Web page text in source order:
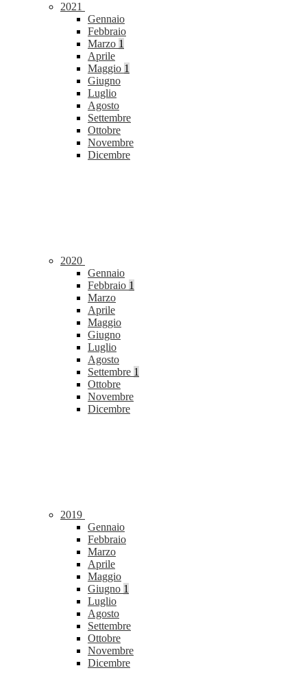
2021
Gennaio
Febbraio
Marzo 1
Aprile
Maggio 1
Giugno
Luglio
Agosto
Settembre
Ottobre
Novembre
Dicembre
2020
Gennaio
Febbraio 1
Marzo
Aprile
Maggio
Giugno
Luglio
Agosto
Settembre 1
Ottobre
Novembre
Dicembre
2019
Gennaio
Febbraio
Marzo
Aprile
Maggio
Giugno 1
Luglio
Agosto
Settembre
Ottobre
Novembre
Dicembre